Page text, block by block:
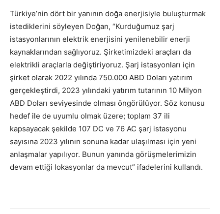
Türkiye’nin dört bir yanının doğa enerjisiyle buluşturmak
istediklerini söyleyen Doğan, “Kurduğumuz şarj
istasyonlarının elektrik enerjisini yenilenebilir enerji
kaynaklarından sağlıyoruz. Şirketimizdeki araçları da
elektrikli araçlarla değiştiriyoruz. Şarj istasyonları için
şirket olarak 2022 yılında 750.000 ABD Doları yatırım
gerçekleştirdi, 2023 yılındaki yatırım tutarının 10 Milyon
ABD Doları seviyesinde olması öngörülüyor. Söz konusu
hedef ile de uyumlu olmak üzere; toplam 37 ili
kapsayacak şekilde 107 DC ve 76 AC şarj istasyonu
sayısına 2023 yılının sonuna kadar ulaşılması için yeni
anlaşmalar yapılıyor. Bunun yanında görüşmelerimizin
devam ettiği lokasyonlar da mevcut” ifadelerini kullandı.